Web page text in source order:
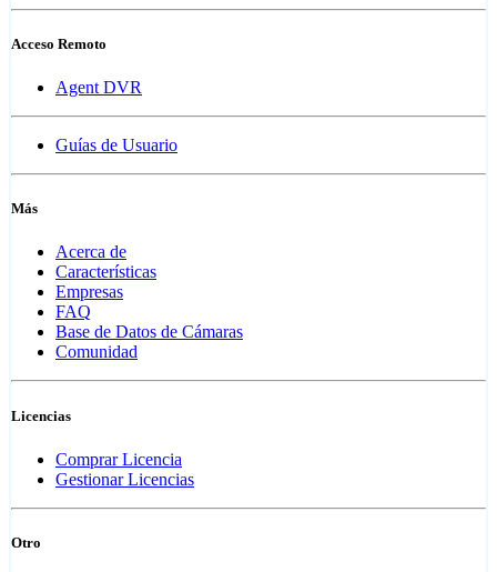
Acceso Remoto
Agent DVR
Guías de Usuario
Más
Acerca de
Características
Empresas
FAQ
Base de Datos de Cámaras
Comunidad
Licencias
Comprar Licencia
Gestionar Licencias
Otro